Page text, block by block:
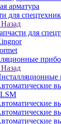
арматура
для
Назад
для
Назад